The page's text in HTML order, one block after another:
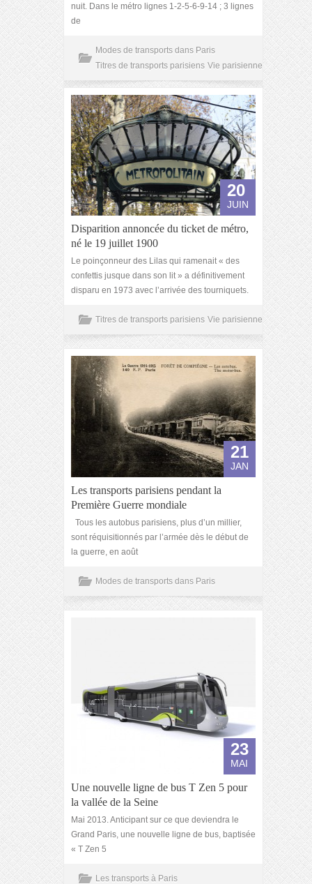
nuit. Dans le métro lignes 1-2-5-6-9-14 ; 3 lignes
de
Modes de transports dans Paris
Titres de transports parisiens Vie parisienne
20
JUIN
Disparition annoncée du ticket de métro,
né le 19 juillet 1900
Le poinçonneur des Lilas qui ramenait « des
confettis jusque dans son lit » a définitivement
disparu en 1973 avec l’arrivée des tourniquets.
Titres de transports parisiens Vie parisienne
21
JAN
Les transports parisiens pendant la
Première Guerre mondiale
Tous les autobus parisiens, plus d’un millier,
sont réquisitionnés par l’armée dès le début de
la guerre, en août
Modes de transports dans Paris
23
MAI
Une nouvelle ligne de bus T Zen 5 pour
la vallée de la Seine
Mai 2013. Anticipant sur ce que deviendra le
Grand Paris, une nouvelle ligne de bus, baptisée
« T Zen 5
Les transports à Paris